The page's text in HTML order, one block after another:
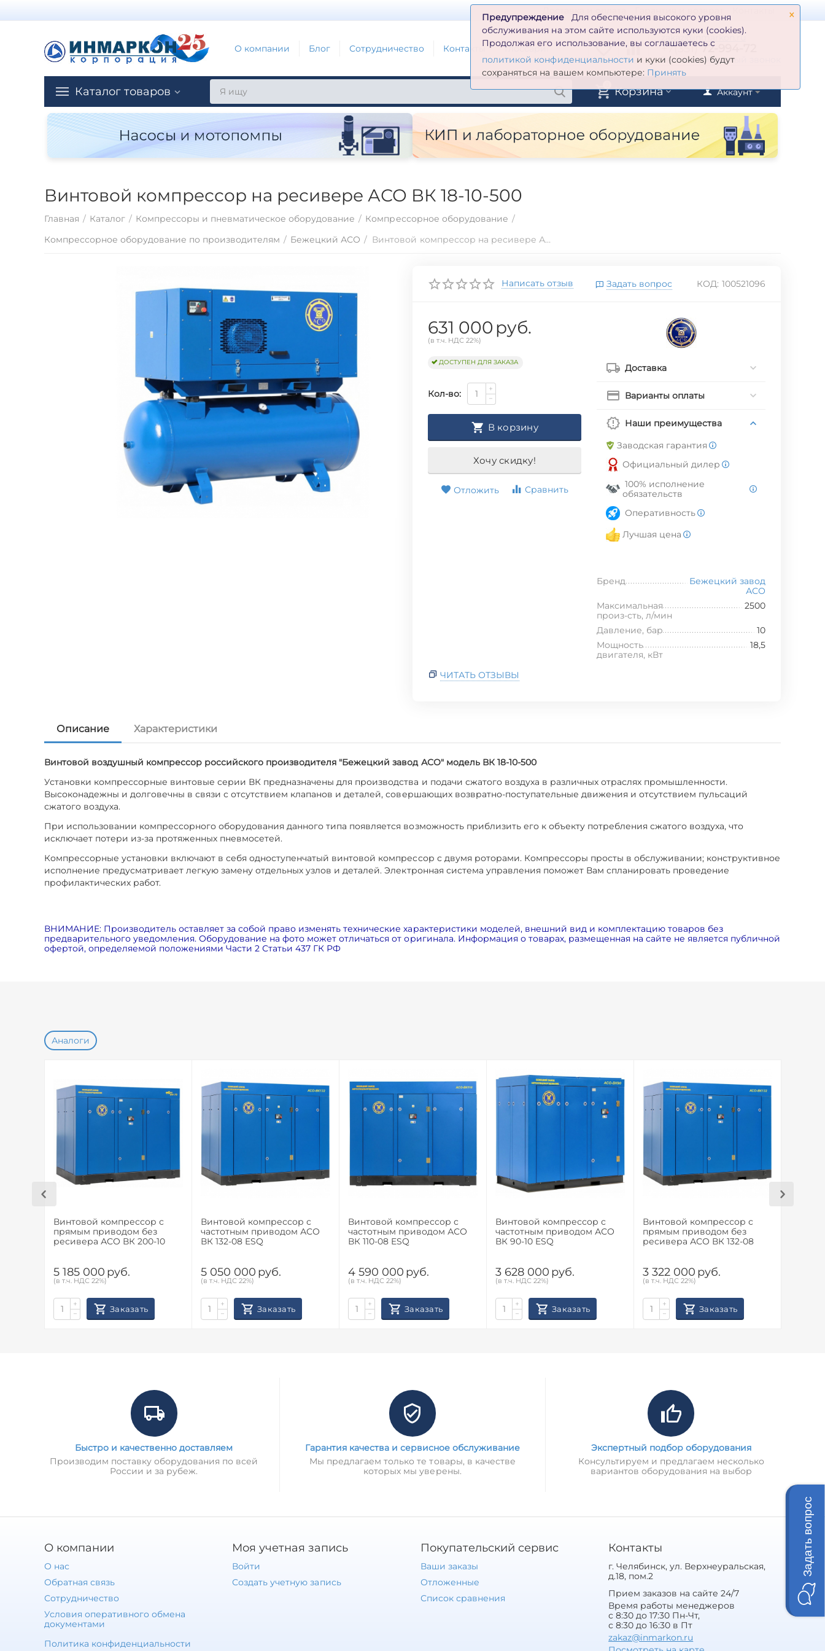
×
Предупреждение
Для обеспечения высокого уровня
обслуживания на этом сайте используются куки (cookies).
Продолжая его использование, вы соглашаетесь с
политикой конфиденциальности и куки (cookies) будут
сохраняться на вашем компьютере: Принять
О компании Блог Сотрудничество Контакты Глоссарий
zakaz@inmarkon.ru
+7(351)72-994-72
Заказать обратный звонок
Каталог товаров Аккаунт
Корзина
Винтовой компрессор на ресивере АСО ВК 18-10-500
Главная / Каталог / Компрессоры и пневматическое оборудование / Компрессорное оборудование /
Компрессорное оборудование по производителям / Бежецкий АСО / Винтовой компрессор на ресивере АСО ВК 18-10-500
Написать отзыв Задать вопрос КОД: 100521096
631 000 руб.
(в т.ч. НДС 22%)
ДОСТУПЕН ДЛЯ ЗАКАЗА
Кол-во:
+
−
В корзину
Хочу скидку!
Отложить Сравнить
Доставка
Варианты оплаты
Наши преимущества
Заводская гарантия
Официальный дилер
100% исполнение
обязательств
Оперативность
Лучшая цена
Бренд
Бежецкий завод
АСО
Максимальная
произ-сть, л/мин
2500
Давление, бар
10
Мощность
двигателя, кВт
18,5
ЧИТАТЬ ОТЗЫВЫ
Описание Характеристики
Винтовой воздушный компрессор российского производителя "Бежецкий завод АСО" модель ВК 18-10-500
Установки компрессорные винтовые серии ВК предназначены для производства и подачи сжатого воздуха в различных отраслях промышленности.
Высоконадежны и долговечны в связи с отсутствием клапанов и деталей, совершающих возвратно-поступательные движения и отсутствием пульсаций
сжатого воздуха.
При использовании компрессорного оборудования данного типа появляется возможность приблизить его к объекту потребления сжатого воздуха, что
исключает потери из-за протяженных пневмосетей.
Компрессорные установки включают в себя одноступенчатый винтовой компрессор с двумя роторами. Компрессоры просты в обслуживании; конструктивное
исполнение предусматривает легкую замену отдельных узлов и деталей. Электронная система управления поможет Вам спланировать проведение
профилактических работ.
ВНИМАНИЕ: Производитель оставляет за собой право изменять технические характеристики моделей, внешний вид и комплектацию товаров без
предварительного уведомления. Оборудование на фото может отличаться от оригинала. Информация о товарах, размещенная на сайте не является публичной
офертой, определяемой положениями Части 2 Статьи 437 ГК РФ
Аналоги
Винтовой компрессор с
прямым приводом без
ресивера АСО ВК 200-10
5 185 000 руб.
(в т.ч. НДС 22%)
+
−
Заказать
Винтовой компрессор с
частотным приводом АСО
ВК 132-08 ESQ
5 050 000 руб.
(в т.ч. НДС 22%)
+
−
Заказать
Винтовой компрессор с
частотным приводом АСО
ВК 110-08 ESQ
4 590 000 руб.
(в т.ч. НДС 22%)
+
−
Заказать
Винтовой компрессор с
частотным приводом АСО
ВК 90-10 ESQ
3 628 000 руб.
(в т.ч. НДС 22%)
+
−
Заказать
Винтовой компрессор с
прямым приводом без
ресивера АСО ВК 132-08
3 322 000 руб.
(в т.ч. НДС 22%)
+
−
Заказать
Быстро и качественно доставляем
Производим поставку оборудования по всей
России и за рубеж.
Гарантия качества и сервисное обслуживание
Мы предлагаем только те товары, в качестве
которых мы уверены.
Экспертный подбор оборудования
Консультируем и предлагаем несколько
вариантов оборудования на выбор
О компании
О нас
Обратная связь
Сотрудничество
Условия оперативного обмена
документами
Политика конфиденциальности
Моя учетная запись
Войти
Создать учетную запись
Покупательский сервис
Ваши заказы
Отложенные
Список сравнения
Контакты
г. Челябинск, ул. Верхнеуральская,
д.18, пом.2
Прием заказов на сайте 24/7
Время работы менеджеров
с 8:30 до 17:30 Пн-Чт,
с 8:30 до 16:30 в Пт
zakaz@inmarkon.ru
Задать вопрос